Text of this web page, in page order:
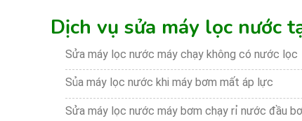
Dịch vụ sửa máy lọc nước
Sửa máy lọc nước máy chạy không có nước lọc
Sủa máy lọc nước khi máy bơm mất áp lực
Sửa máy lọc nước máy bơm chạy rỉ nước đầu